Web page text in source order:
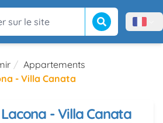
le site Lancer la Menù
Appartements
- Villa Canata
- Villa Canata